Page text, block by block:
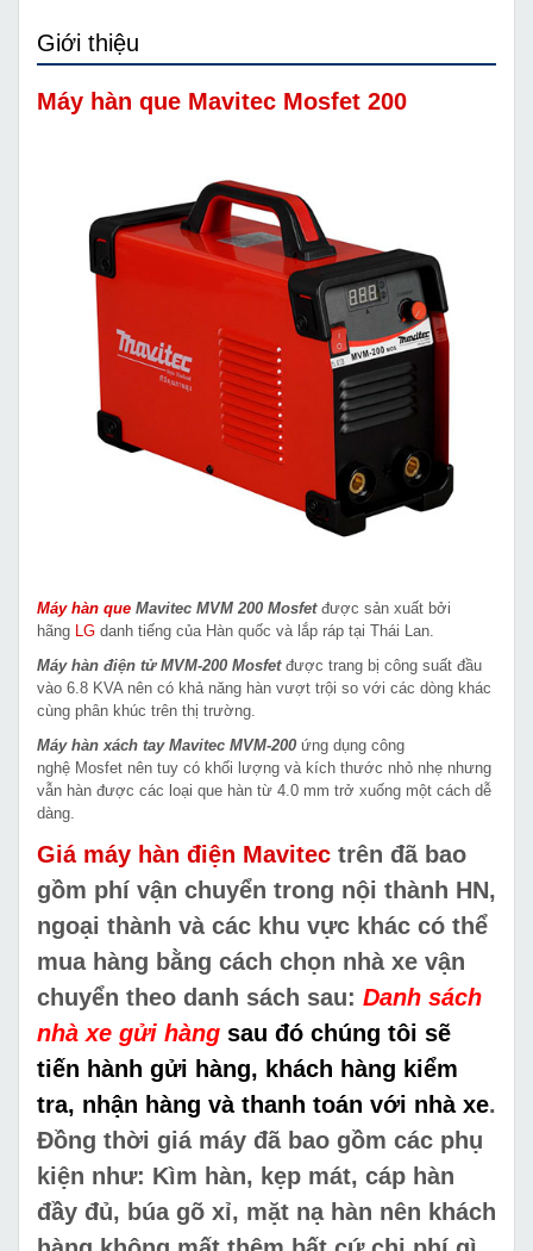
Giới thiệu
Máy hàn que Mavitec Mosfet 200
Máy hàn que Mavitec MVM 200 Mosfetđược sản xuất bởi
hãng
LG danh tiếng của Hàn quốc và lắp ráp tại Thái Lan.
Máy hàn điện tử MVM-200 Mosfet được trang bị công suất đầu
vào 6.8 KVA nên có khả năng hàn vượt trội so với các dòng khác
cùng phân khúc trên thị trường.
Máy hàn xách tay Mavitec MVM-200 ứng dụng công
nghệ Mosfet nên tuy có khối lượng và kích thước nhỏ nhẹ nhưng
vẫn hàn được các loại que hàn từ 4.0 mm trở xuống một cách dễ
dàng.
Giá máy hàn điện Mavitec trên đã bao
gồm phí vận chuyển trong nội thành HN,
ngoại thành và các khu vực khác có thể
mua hàng bằng cách chọn nhà xe vận
chuyển theo danh sách sau: Danh sách
nhà xe gửi hàng sau đó chúng tôi sẽ
tiến hành gửi hàng, khách hàng kiểm
tra, nhận hàng và thanh toán với nhà xe.
Đồng thời giá máy đã bao gồm các phụ
kiện như: Kìm hàn, kẹp mát, cáp hàn
đầy đủ, búa gõ xỉ, mặt nạ hàn nên khách